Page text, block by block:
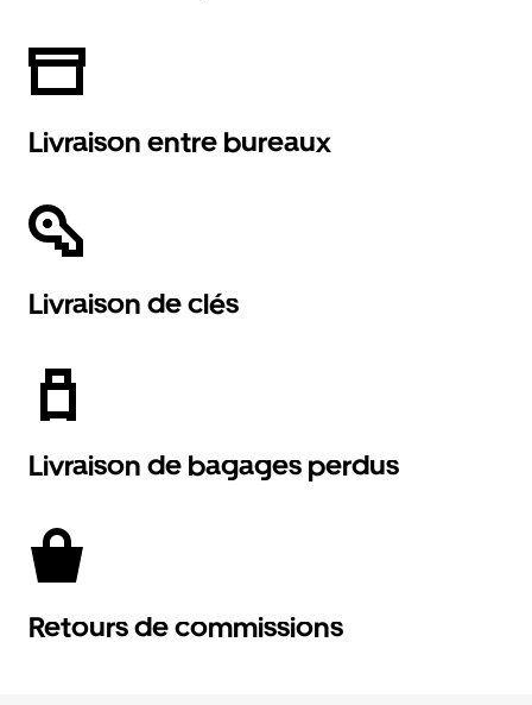
Livraison entre bureaux
Livraison de clés
Livraison de bagages perdus
Retours de commissions